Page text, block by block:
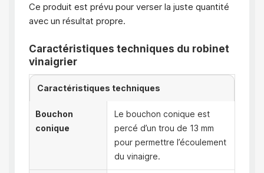
Ce produit est prévu pour verser la juste quantité
avec un résultat propre.
Caractéristiques techniques du robinet
vinaigrier
Caractéristiques techniques
Bouchon
conique
Le bouchon conique est
percé d’un trou de 13 mm
pour permettre l’écoulement
du vinaigre.